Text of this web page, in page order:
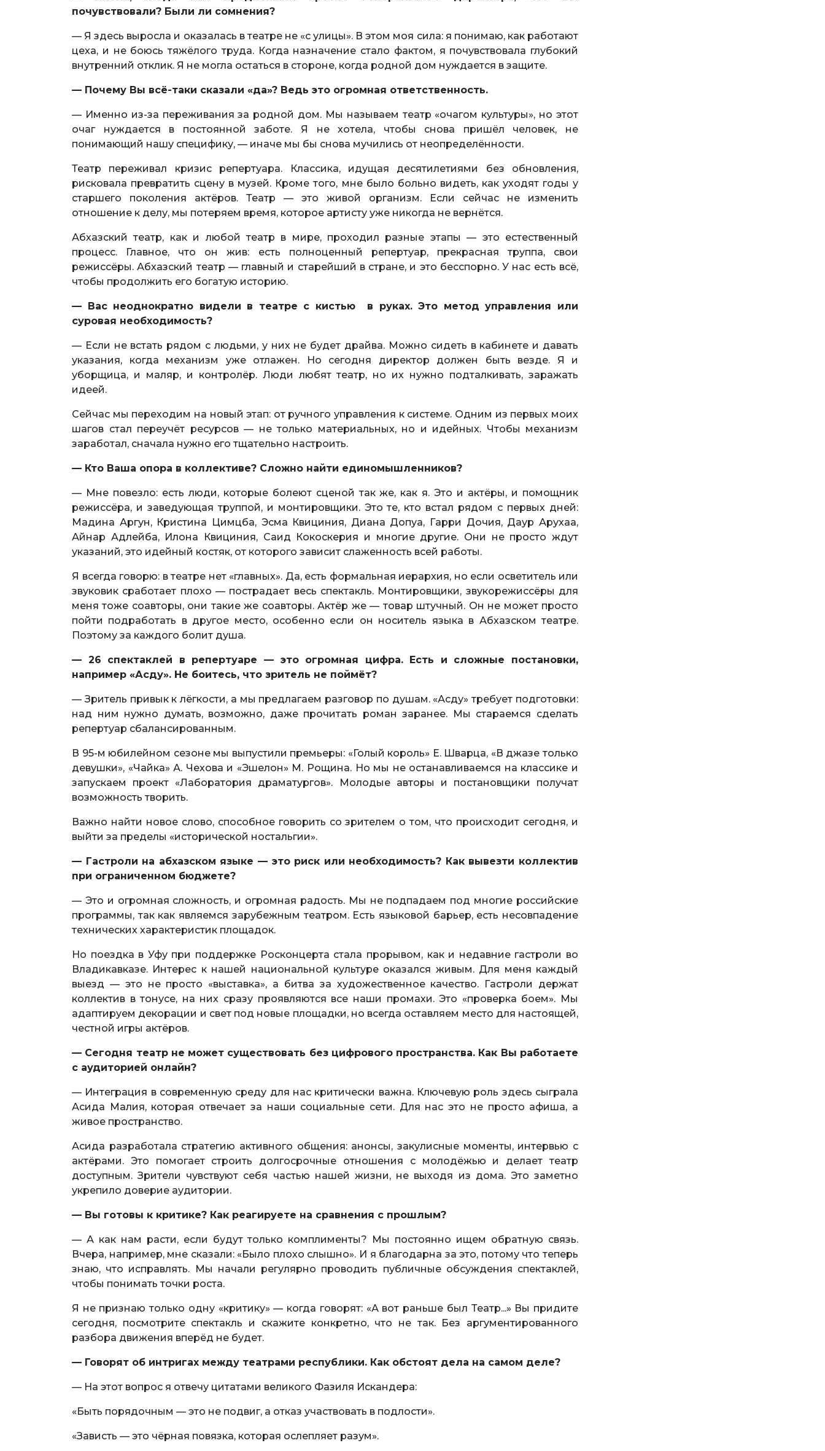
почувствовали? Были ли сомнения?
— Я здесь выросла и оказалась в театре не «с улицы». В этом моя сила: я понимаю, как работают
цеха, и не боюсь тяжёлого труда. Когда назначение стало фактом, я почувствовала глубокий
внутренний отклик. Я не могла остаться в стороне, когда родной дом нуждается в защите.
— Почему Вы всё-таки сказали «да»? Ведь это огромная ответственность.
— Именно из-за переживания за родной дом. Мы называем театр «очагом культуры», но этот
очаг нуждается в постоянной заботе. Я не хотела, чтобы снова пришёл человек, не
понимающий нашу специфику, — иначе мы бы снова мучились от неопределённости.
Театр переживал кризис репертуара. Классика, идущая десятилетиями без обновления,
рисковала превратить сцену в музей. Кроме того, мне было больно видеть, как уходят годы у
старшего поколения актёров. Театр — это живой организм. Если сейчас не изменить
отношение к делу, мы потеряем время, которое артисту уже никогда не вернётся.
Абхазский театр, как и любой театр в мире, проходил разные этапы — это естественный
процесс. Главное, что он жив: есть полноценный репертуар, прекрасная труппа, свои
режиссёры. Абхазский театр — главный и старейший в стране, и это бесспорно. У нас есть всё,
чтобы продолжить его богатую историю.
— Вас неоднократно видели в театре с кистью в руках. Это метод управления или
суровая необходимость?
— Если не встать рядом с людьми, у них не будет драйва. Можно сидеть в кабинете и давать
указания, когда механизм уже отлажен. Но сегодня директор должен быть везде. Я и
уборщица, и маляр, и контролёр. Люди любят театр, но их нужно подталкивать, заражать
идеей.
Сейчас мы переходим на новый этап: от ручного управления к системе. Одним из первых моих
шагов стал переучёт ресурсов — не только материальных, но и идейных. Чтобы механизм
заработал, сначала нужно его тщательно настроить.
— Кто Ваша опора в коллективе? Сложно найти единомышленников?
— Мне повезло: есть люди, которые болеют сценой так же, как я. Это и актёры, и помощник
режиссёра, и заведующая труппой, и монтировщики. Это те, кто встал рядом с первых дней:
Мадина Аргун, Кристина Цимцба, Эсма Квициния, Диана Допуа, Гарри Дочия, Даур Арухаа,
Айнар Адлейба, Илона Квициния, Саид Кокоскерия и многие другие. Они не просто ждут
указаний, это идейный костяк, от которого зависит слаженность всей работы.
Я всегда говорю: в театре нет «главных». Да, есть формальная иерархия, но если осветитель или
звуковик сработает плохо — пострадает весь спектакль. Монтировщики, звукорежиссёры для
меня тоже соавторы, они такие же соавторы. Актёр же — товар штучный. Он не может просто
пойти подработать в другое место, особенно если он носитель языка в Абхазском театре.
Поэтому за каждого болит душа.
— 26 спектаклей в репертуаре — это огромная цифра. Есть и сложные постановки,
например «Асду». Не боитесь, что зритель не поймёт?
— Зритель привык к лёгкости, а мы предлагаем разговор по душам. «Асду» требует подготовки:
над ним нужно думать, возможно, даже прочитать роман заранее. Мы стараемся сделать
репертуар сбалансированным.
В 95-м юбилейном сезоне мы выпустили премьеры: «Голый король» Е. Шварца, «В джазе только
девушки», «Чайка» А. Чехова и «Эшелон» М. Рощина. Но мы не останавливаемся на классике и
запускаем проект «Лаборатория драматургов». Молодые авторы и постановщики получат
возможность творить.
Важно найти новое слово, способное говорить со зрителем о том, что происходит сегодня, и
выйти за пределы «исторической ностальгии».
— Гастроли на абхазском языке — это риск или необходимость? Как вывезти коллектив
при ограниченном бюджете?
— Это и огромная сложность, и огромная радость. Мы не подпадаем под многие российские
программы, так как являемся зарубежным театром. Есть языковой барьер, есть несовпадение
технических характеристик площадок.
Но поездка в Уфу при поддержке Росконцерта стала прорывом, как и недавние гастроли во
Владикавказе. Интерес к нашей национальной культуре оказался живым. Для меня каждый
выезд — это не просто «выставка», а битва за художественное качество. Гастроли держат
коллектив в тонусе, на них сразу проявляются все наши промахи. Это «проверка боем». Мы
адаптируем декорации и свет под новые площадки, но всегда оставляем место для настоящей,
честной игры актёров.
— Сегодня театр не может существовать без цифрового пространства. Как Вы работаете
с аудиторией онлайн?
— Интеграция в современную среду для нас критически важна. Ключевую роль здесь сыграла
Асида Малия, которая отвечает за наши социальные сети. Для нас это не просто афиша, а
живое пространство.
Асида разработала стратегию активного общения: анонсы, закулисные моменты, интервью с
актёрами. Это помогает строить долгосрочные отношения с молодёжью и делает театр
доступным. Зрители чувствуют себя частью нашей жизни, не выходя из дома. Это заметно
укрепило доверие аудитории.
— Вы готовы к критике? Как реагируете на сравнения с прошлым?
— А как нам расти, если будут только комплименты? Мы постоянно ищем обратную связь.
Вчера, например, мне сказали: «Было плохо слышно». И я благодарна за это, потому что теперь
знаю, что исправлять. Мы начали регулярно проводить публичные обсуждения спектаклей,
чтобы понимать точки роста.
Я не признаю только одну «критику» — когда говорят: «А вот раньше был Театр...» Вы придите
сегодня, посмотрите спектакль и скажите конкретно, что не так. Без аргументированного
разбора движения вперёд не будет.
— Говорят об интригах между театрами республики. Как обстоят дела на самом деле?
— На этот вопрос я отвечу цитатами великого Фазиля Искандера:
«Быть порядочным — это не подвиг, а отказ участвовать в подлости».
«Зависть — это чёрная повязка, которая ослепляет разум».